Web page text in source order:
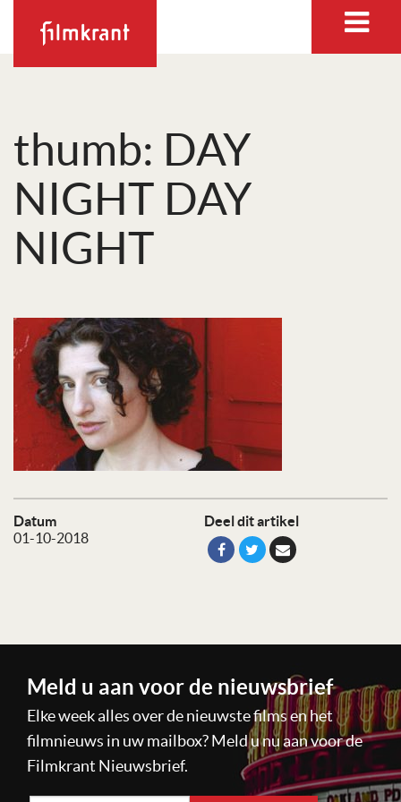
thumb: DAY
NIGHT DAY
NIGHT
Datum
01-10-2018
Deel dit artikel
Meld u aan voor de nieuwsbrief
Elke week alles over de nieuwste films en het
filmnieuws in uw mailbox? Meld u nu aan voor de
Filmkrant Nieuwsbrief.